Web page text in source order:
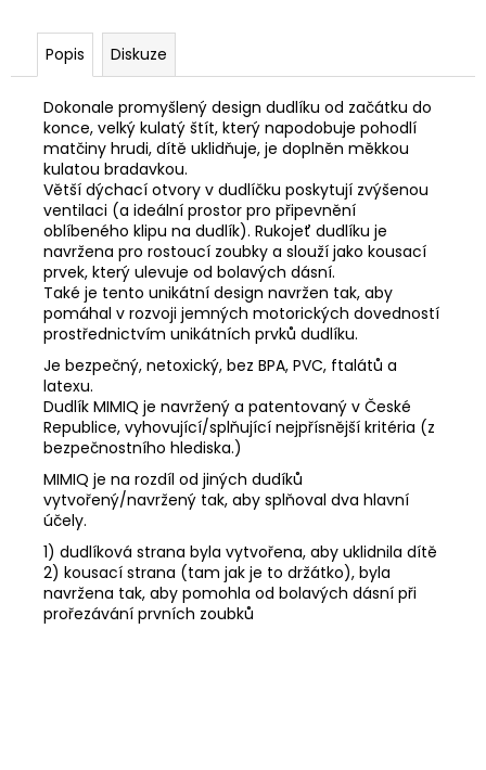
Popis Diskuze
Dokonale promyšlený design dudlíku od začátku do
konce, velký kulatý štít, který napodobuje pohodlí
matčiny hrudi, dítě uklidňuje, je doplněn měkkou
kulatou bradavkou.
Větší dýchací otvory v dudlíčku poskytují zvýšenou
ventilaci (a ideální prostor pro připevnění
oblíbeného klipu na dudlík). Rukojeť dudlíku je
navržena pro rostoucí zoubky a slouží jako kousací
prvek, který ulevuje od bolavých dásní.
Také je tento unikátní design navržen tak, aby
pomáhal v rozvoji jemných motorických dovedností
prostřednictvím unikátních prvků dudlíku.
Je bezpečný, netoxický, bez BPA, PVC, ftalátů a
latexu.
Dudlík MIMIQ je navržený a patentovaný v České
Republice, vyhovující/splňující nejpřísnější kritéria (z
bezpečnostního hlediska.)
MIMIQ je na rozdíl od jiných dudíků
vytvořený/navržený tak, aby splňoval dva hlavní
účely.
1) dudlíková strana byla vytvořena, aby uklidnila dítě
2) kousací strana (tam jak je to držátko), byla
navržena tak, aby pomohla od bolavých dásní při
prořezávání prvních zoubků